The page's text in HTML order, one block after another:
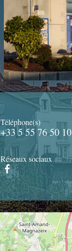
Téléphone(s)
+33 5 55 76 50 10
Réseaux sociaux